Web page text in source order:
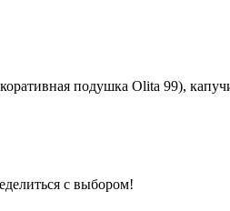
подушка Olita 99),
с выбором!